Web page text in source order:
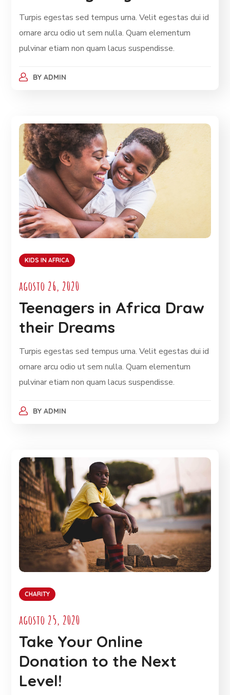
Turpis egestas sed tempus urna. Velit egestas dui id
ornare arcu odio ut sem nulla. Quam elementum
pulvinar etiam non quam lacus suspendisse.
BY ADMIN
KIDS IN AFRICA
agosto 26, 2020
Teenagers in Africa Draw
their Dreams
Turpis egestas sed tempus urna. Velit egestas dui id
ornare arcu odio ut sem nulla. Quam elementum
pulvinar etiam non quam lacus suspendisse.
BY ADMIN
CHARITY
agosto 25, 2020
Take Your Online
Donation to the Next
Level!